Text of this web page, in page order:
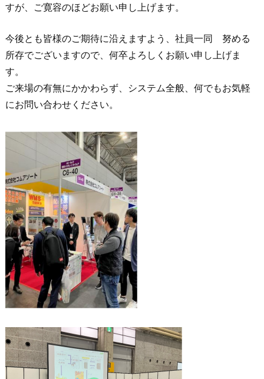
すが、ご寛容のほどお願い申し上げます。
今後とも皆様のご期待に沿えますよう、社員一同 努める
所存でございますので、何卒よろしくお願い申し上げま
す。
ご来場の有無にかかわらず、システム全般、何でもお気軽
にお問い合わせください。